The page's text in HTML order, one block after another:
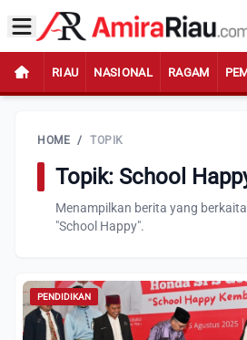
RIAU NASIONAL RAGAM
HOME / TOPIK
Topik: School
Menampilkan berita yang
"School Happy".
PENDIDIKAN